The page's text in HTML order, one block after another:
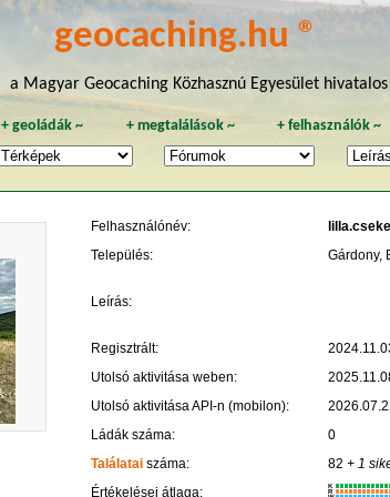
geocaching.hu ®
a Magyar Geocaching Közhasznú Egyesület
+geoládák ~ + megtalálások~ +felhasználók ~
Felhasználónév:
lilla.cseke
Település:
Gárdony,
Leírás:
Regisztrált:
Utolsó aktivitása weben:
Utolsó aktivitása API-n (mobilon):
Ládák száma:
0
Találatai száma: 82 + 1
Értékelései átlaga:
K
R